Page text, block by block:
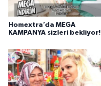
Homextra’da MEGA
KAMPANYA sizleri bekliyor!